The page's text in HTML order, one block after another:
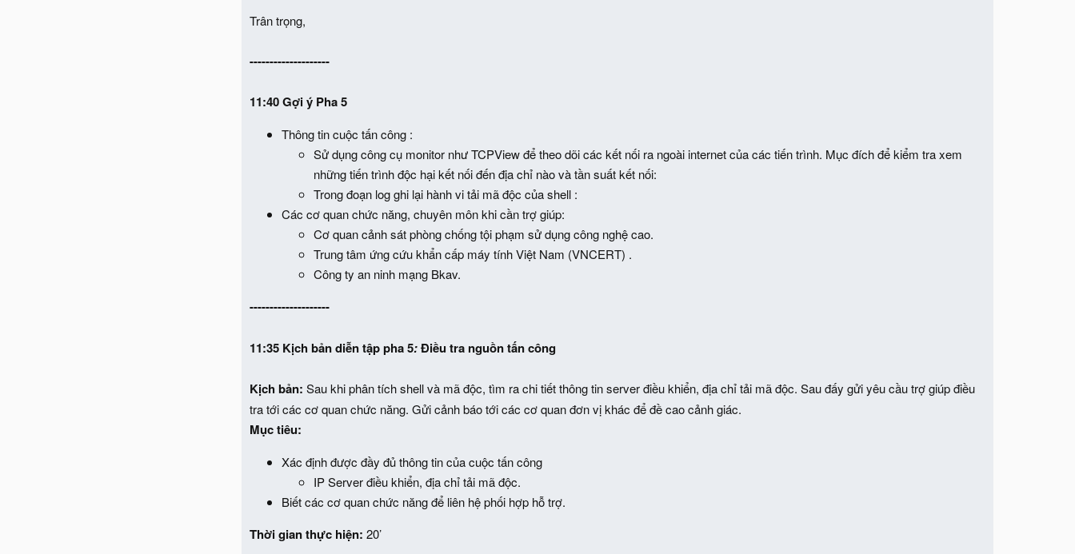
Trân trọng,
--------------------
11:40 Gợi ý Pha 5
Thông tin cuộc tấn công :
Sử dụng công cụ monitor như TCPView để theo dõi các kết nối ra ngoài internet của các tiến trình. Mục đích để kiểm tra xem
những tiến trình độc hại kết nối đến địa chỉ nào và tần suất kết nối:
Trong đoạn log ghi lại hành vi tải mã độc của shell :
Các cơ quan chức năng, chuyên môn khi cần trợ giúp:
Cơ quan cảnh sát phòng chống tội phạm sử dụng công nghệ cao.
Trung tâm ứng cứu khẩn cấp máy tính Việt Nam (VNCERT) .
Công ty an ninh mạng Bkav.
--------------------
11:35 Kịch bản diễn tập pha 5:Điều tra nguồn tấn công
Kịch bản: Sau khi phân tích shell và mã độc, tìm ra chi tiết thông tin server điều khiển, địa chỉ tải mã độc. Sau đấy gửi yêu cầu trợ giúp điều
tra tới các cơ quan chức năng. Gửi cảnh báo tới các cơ quan đơn vị khác để đề cao cảnh giác.
Mục tiêu:
Xác định được đầy đủ thông tin của cuộc tấn công
IP Server điều khiển, địa chỉ tải mã độc.
Biết các cơ quan chức năng để liên hệ phối hợp hỗ trợ.
Thời gian thực hiện: 20’